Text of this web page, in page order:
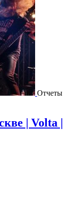
Отчеты
| Volta |